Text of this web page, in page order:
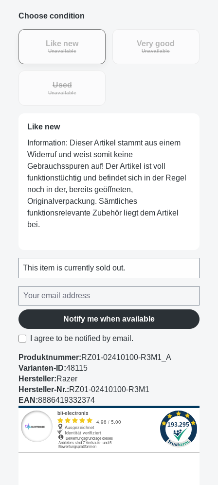
Choose condition
Like new
Unavailable
Very good
Unavailable
Used
Unavailable
Like new
Information: Dieser Artikel stammt aus einem
Widerruf und weist somit keine
Gebrauchsspuren auf! Der Artikel ist voll
funktionstüchtig und befindet sich in der Regel
noch in der, bereits geöffneten,
Originalverpackung. Sämtliches
funktionsrelevante Zubehör liegt dem Artikel
bei.
This item is currently sold out.
Notify me when available
I agree to be notified by email.
Produktnummer:RZ01-02410100-R3M1_A
Varianten-ID:48115
Hersteller:Razer
Hersteller-Nr.:RZ01-02410100-R3M1
EAN:8886419332374